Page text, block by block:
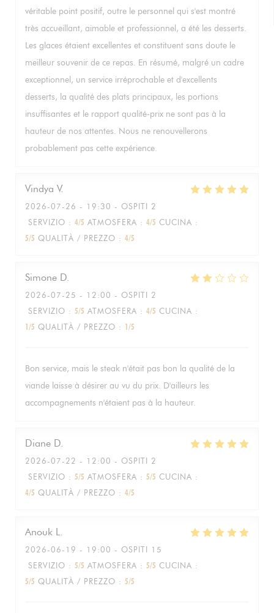
véritable point positif, outre le personnel qui s'est montré
très accueillant, aimable et professionnel, a été les desserts.
Les glaces étaient excellentes et constituent sans doute le
meilleur souvenir de ce repas. En résumé, malgré un cadre
exceptionnel, un service irréprochable et d'excellents
desserts, la qualité des plats principaux, les portions
insuffisantes et le rapport qualité-prix ne sont pas à la
hauteur de nos attentes. Nous ne renouvellerons
probablement pas cette expérience.
Vindya V
2026-07-26 - 19:30 - OSPITI 2
SERVIZIO : 4/5 ATMOSFERA : 4/5 CUCINA :
5/5 QUALITÀ / PREZZO : 4/5
Simone D
2026-07-25 - 12:00 - OSPITI 2
SERVIZIO : 5/5 ATMOSFERA : 4/5 CUCINA :
1/5 QUALITÀ / PREZZO : 1/5
Bon service, mais le steak n'était pas bon la qualité de la
viande laisse à désirer au vu du prix. D'ailleurs les
accompagnements n'étaient pas à la hauteur.
Diane D
2026-07-22 - 12:00 - OSPITI 2
SERVIZIO : 5/5 ATMOSFERA : 5/5 CUCINA :
4/5 QUALITÀ / PREZZO : 4/5
Anouk L
2026-06-19 - 19:00 - OSPITI 15
SERVIZIO : 5/5 ATMOSFERA : 5/5 CUCINA :
5/5 QUALITÀ / PREZZO : 5/5